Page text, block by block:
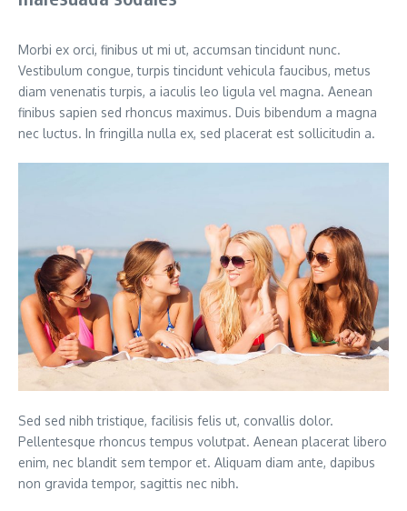
Morbi ex orci, finibus ut mi ut, accumsan tincidunt nunc.
Vestibulum congue, turpis tincidunt vehicula faucibus, metus
diam venenatis turpis, a iaculis leo ligula vel magna. Aenean
finibus sapien sed rhoncus maximus. Duis bibendum a magna
nec luctus. In fringilla nulla ex, sed placerat est sollicitudin a.
Sed sed nibh tristique, facilisis felis ut, convallis dolor.
Pellentesque rhoncus tempus volutpat. Aenean placerat libero
enim, nec blandit sem tempor et. Aliquam diam ante, dapibus
non gravida tempor, sagittis nec nibh.